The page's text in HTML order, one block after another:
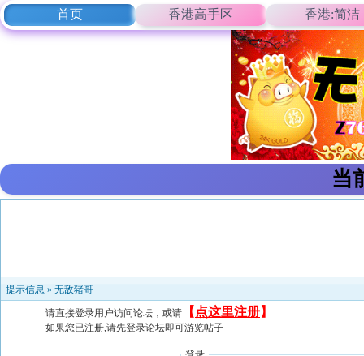
首页 香港高手区 香港:简洁
当
提示信息 » 无敌猪哥
请直接登录用户访问论坛，或请 【 点这里注册】
如果您已注册,请先登录论坛即可游览帖子